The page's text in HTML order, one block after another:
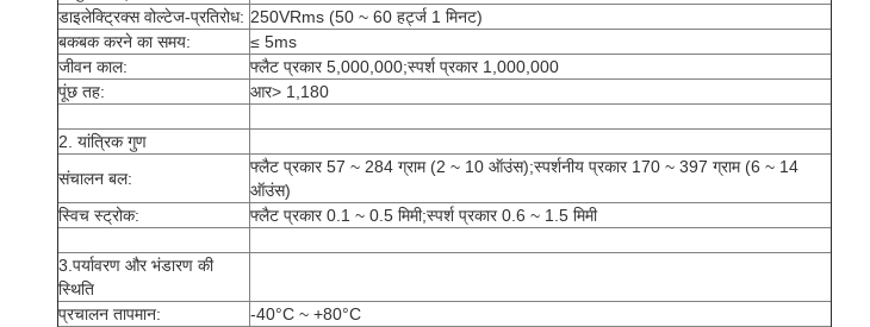
डाइलेक्ट्रिक्स वोल्टेज-प्रतिरोध: 250VRms (50 ~ 60 हर्ट्ज 1 मिनट)
बकबक करने का समय:
≤ 5ms
जीवन काल:
फ्लैट प्रकार 5,000,000;स्पर्श प्रकार 1,000,000
पूंछ तह:
आर> 1,180
2. यांत्रिक गुण
संचालन बल:
फ्लैट प्रकार 57 ~ 284 ग्राम (2 ~ 10 ऑउंस);स्पर्शनीय प्रकार 170 ~ 397 ग्राम (6 ~ 14
ऑउंस)
स्विच स्ट्रोक:
फ्लैट प्रकार 0.1 ~ 0.5 मिमी;स्पर्श प्रकार 0.6 ~ 1.5 मिमी
3.पर्यावरण और भंडारण की
स्थिति
प्रचालन तापमान:
-40°C ~ +80°C